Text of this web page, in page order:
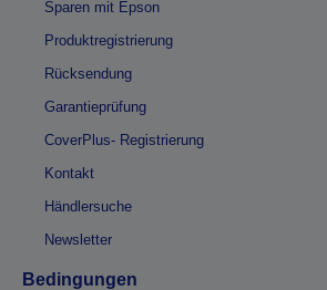
Sparen mit Epson
Produktregistrierung
Rücksendung
Garantieprüfung
CoverPlus- Registrierung
Kontakt
Händlersuche
Newsletter
Bedingungen